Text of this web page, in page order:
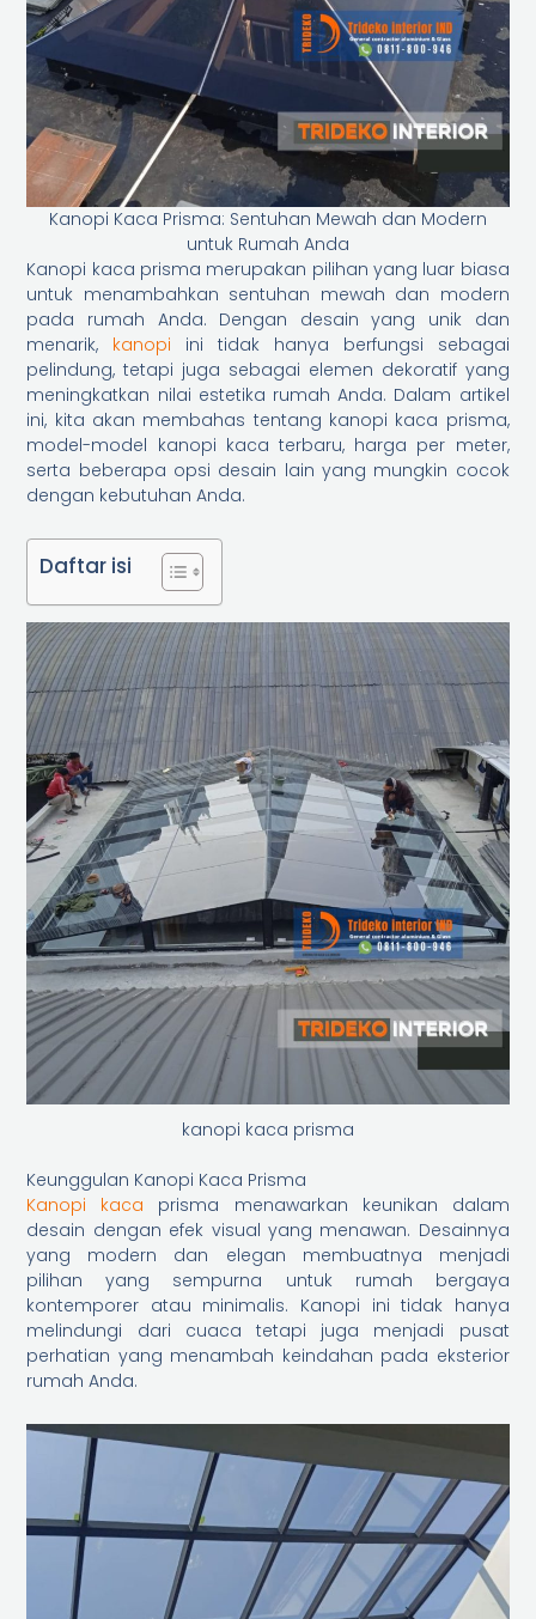
Kanopi Kaca Prisma: Sentuhan Mewah dan Modern
untuk Rumah Anda
Kanopi kaca prisma merupakan pilihan yang luar biasa
untuk menambahkan sentuhan mewah dan modern
pada rumah Anda. Dengan desain yang unik dan
menarik, kanopi ini tidak hanya berfungsi sebagai
pelindung, tetapi juga sebagai elemen dekoratif yang
meningkatkan nilai estetika rumah Anda. Dalam artikel
ini, kita akan membahas tentang kanopi kaca prisma,
model-model kanopi kaca terbaru, harga per meter,
serta beberapa opsi desain lain yang mungkin cocok
dengan kebutuhan Anda.
Daftar isi
kanopi kaca prisma
Keunggulan Kanopi Kaca Prisma
Kanopi kaca prisma menawarkan keunikan dalam
desain dengan efek visual yang menawan. Desainnya
yang modern dan elegan membuatnya menjadi
pilihan yang sempurna untuk rumah bergaya
kontemporer atau minimalis. Kanopi ini tidak hanya
melindungi dari cuaca tetapi juga menjadi pusat
perhatian yang menambah keindahan pada eksterior
rumah Anda.